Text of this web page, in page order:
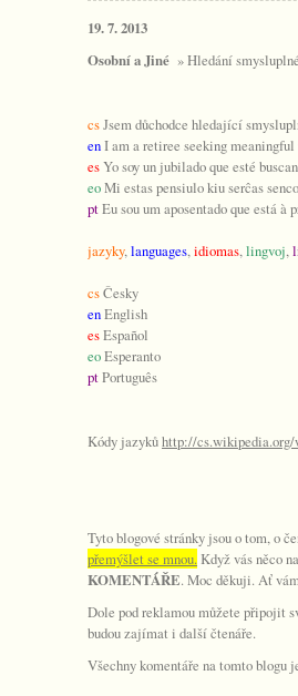
19. 7. 2013
Osobní a Jiné » Hledání
csJsem důchodce hledající
enI am a retiree seeking meaningful
esYo soy un jubilado que esté
eoMi estas pensiulo kiu serĉas
ptEu sou um aposentado que está
jazyky,languages,idiomas,lingvoj,
csČesky
enEnglish
esEspañol
eoEsperanto
ptPortuguês
Kódy jazykůhttp://cs.wikipedia.org/
Tyto blogové stránky jsou o tom, o
přemýšlet se mnou. Když vás něco
KOMENTÁŘE. Moc děkuji. Ať
Dole pod reklamou můžete připojit
budou zajímat i další čtenáře.
Všechny komentáře na tomto blogu